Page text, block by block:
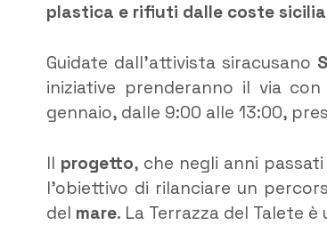
plastica e rifiuti dalle coste
Guidate dall’attivista siracusano
iniziative prenderanno il via
gennaio, dalle 9:00 alle 13:00,
Il progetto, che negli anni
l’obiettivo di rilanciare un
del mare. La Terrazza del Talete